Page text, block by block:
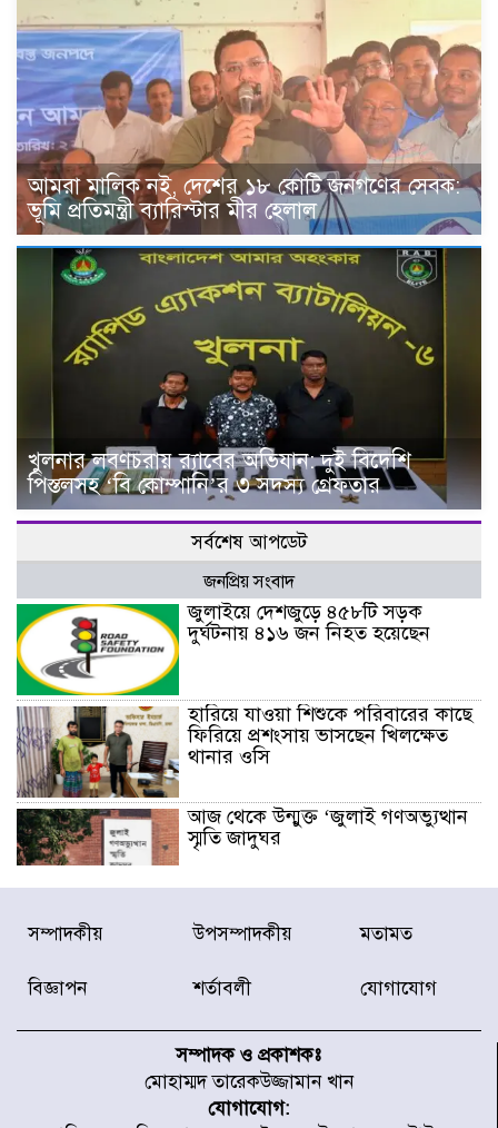
আমরা মালিক নই, দেশের ১৮ কোটি জনগণের সেবক:
ভূমি প্রতিমন্ত্রী ব্যারিস্টার মীর হেলাল
খুলনার লবণচরায় র‍্যাবের অভিযান: দুই বিদেশি
পিস্তলসহ ‘বি কোম্পানি’র ৩ সদস্য গ্রেফতার
সর্বশেষ আপডেট
জনপ্রিয় সংবাদ
জুলাইয়ে দেশজুড়ে ৪৫৮টি সড়ক
দুর্ঘটনায় ৪১৬ জন নিহত হয়েছেন
হারিয়ে যাওয়া শিশুকে পরিবারের কাছে
ফিরিয়ে প্রশংসায় ভাসছেন খিলক্ষেত
থানার ওসি
আজ থেকে উন্মুক্ত ‘জুলাই গণঅভ্যুত্থান
স্মৃতি জাদুঘর
রাজধানীর উত্তরা আঞ্চলিক পাসপোর্ট
অফিসের সামনে দালাল চক্রের ১৩ জন
করেছে র‌্যাব-১
চূড়ান্ত পর্যায়ে : ইরান
সম্পাদকীয় উপসম্পাদকীয় মতামত
বিজ্ঞাপন শর্তাবলী যোগাযোগ
সম্পাদক ও প্রকাশকঃ
মোহাম্মদ তারেকউজ্জামান খান
যোগাযোগ: